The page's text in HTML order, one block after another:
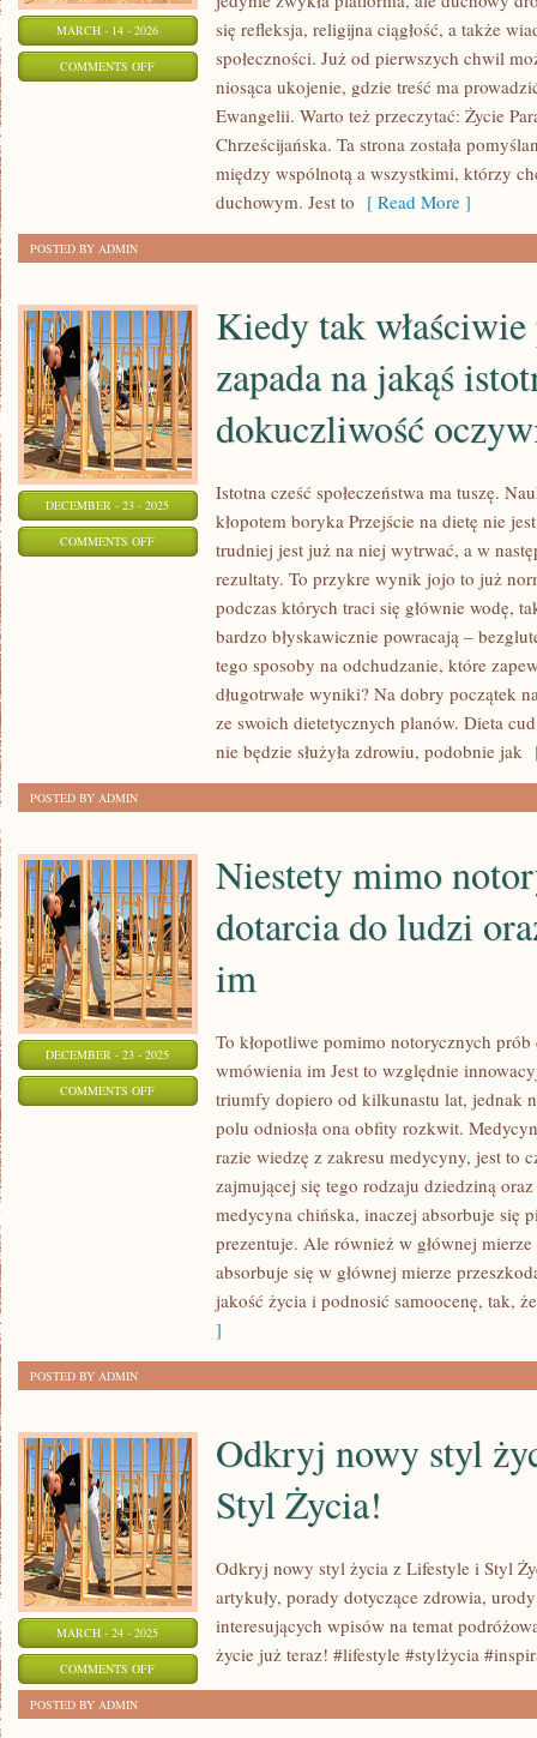
MARCH - 14 - 2026
COMMENTS OFFON
KATECHEZA
się refleksja, religijna ciągłość, a także
społeczności. Już od pierwszych chwil
niosąca ukojenie, gdzie treść ma
Ewangelii. Warto też przeczytać: Życie
Chrześcijańska. Ta strona została
między wspólnotą a wszystkimi, którzy
duchowym. Jest to [ Read More ]
POSTED BY ADMIN
DECEMBER - 23 - 2025
COMMENTS OFFON
WŁAŚCIWIE
ISTOTNĄ
DOKUCZLIWOŚĆ
Kiedy tak
zapada na jakąś
dokuczliwość
Istotna cześć społeczeństwa ma tuszę.
kłopotem boryka Przejście na dietę nie
trudniej jest już na niej wytrwać, a w
rezultaty. To przykre wynik jojo to już
podczas których traci się głównie wodę,
bardzo błyskawicznie powracają –
tego sposoby na odchudzanie, które
długotrwałe wyniki? Na dobry początek
ze swoich dietetycznych planów. Dieta
nie będzie służyła zdrowiu, podobnie jak
POSTED BY ADMIN
DECEMBER - 23 - 2025
COMMENTS OFFON
NOTORYCZNYCH
WMÓWIENIA
IM
Niestety mimo
dotarcia do ludzi
im
To kłopotliwe pomimo notorycznych
wmówienia im Jest to względnie
triumfy dopiero od kilkunastu lat, jednak
polu odniosła ona obfity rozkwit.
razie wiedzę z zakresu medycyny, jest to
zajmującej się tego rodzaju dziedziną
medycyna chińska, inaczej absorbuje się
prezentuje. Ale również w głównej
absorbuje się w głównej mierze
jakość życia i podnosić samoocenę, tak,
]
POSTED BY ADMIN
MARCH - 24 - 2025
COMMENTS OFFON
Odkryj nowy styl
Styl Życia!
Odkryj nowy styl życia z Lifestyle i Styl
artykuły, porady dotyczące zdrowia,
interesujących wpisów na temat
życie już teraz! #lifestyle #stylżycia
POSTED BY ADMIN